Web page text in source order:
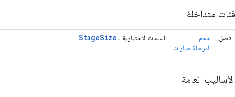
فئات متداخلة
فصل
حجم
المرحلة.خيارات
السمات الاختيارية لـ StageSize
الأساليب العامة